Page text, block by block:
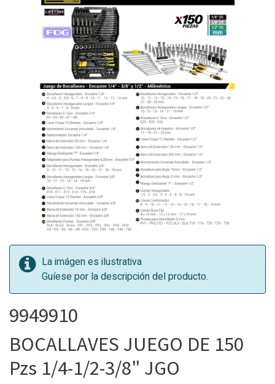
La imágen es ilustrativa
Guíese por la descripción del producto.
9949910
BOCALLAVES JUEGO DE 150
Pzs 1/4-1/2-3/8" JGO